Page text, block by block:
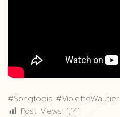
#Songtopia #VioletteWautier
Post Views: 1,141